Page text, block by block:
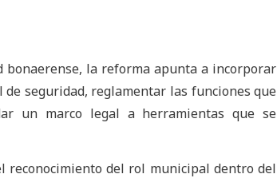
bonaerense, la reforma apunta a incorporar
seguridad, reglamentar las funciones que
un marco legal a herramientas que se
del rol municipal dentro del